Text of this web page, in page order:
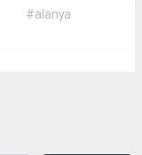
#alanya